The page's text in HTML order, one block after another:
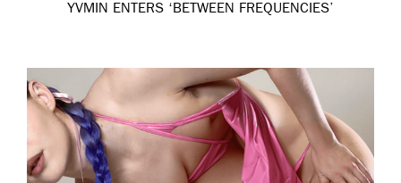
YVMIN ENTERS ‘BETWEEN FREQUENCIES’